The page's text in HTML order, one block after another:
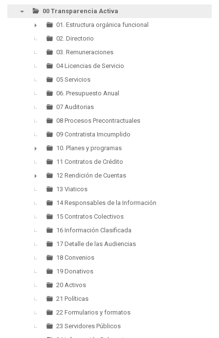
00 Transparencia Activa
►
01. Estructura orgánica funcional
02. Directorio
03. Remuneraciones
04 Licencias de Servicio
05 Servicios
06. Presupuesto Anual
07 Auditorias
08 Procesos Precontractuales
09 Contratista Imcumplido
►
10. Planes y programas
11 Contratos de Crédito
►
12 Rendición de Cuentas
13 Viaticos
14 Responsables de la Información
15 Contratos Colectivos
16 Información Clasificada
17 Detalle de las Audiencias
18 Convenios
19 Donativos
20 Activos
21 Políticas
22 Formularios y formatos
23 Servidores Públicos